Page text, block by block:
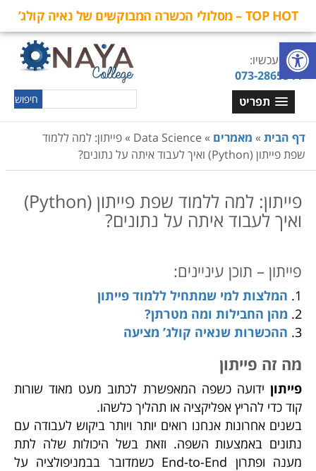
פתח סרגל נגישות
TOP HOT – מסלולי הכשרה המבוקשים של נאיה קולג’
חייגו עכשיו:
073-2865544
תפריט
דף הבית » מאמרים »
Data Science
»פייתון: למה ללמוד
שפת פייתון (Python) ואיך לעבוד איתה על נתונים?
פייתון: למה ללמוד שפת פייתון (Python)
ואיך לעבוד איתה על נתונים?
פייתון – תוכן עיניינים:
המלצות למי שמתחיל ללמוד פייתון
מהן החבילות ומה מטרתן?
ההכשרות שנאיה קולג’ מציעה
מה זה פייתון
פייתון ידועה כשפה המאפשרת לכתוב מעט מאוד שורות
קוד כדי להריץ אפליקציה או תהליך כלשהו.
בשנים אחרונות אנחנו רואים יותר ויותר ביקוש לעבודה עם
נתונים באמצעות השפה. וזאת בשל היכולות שלה לתת
מענה ופתרון End-to-End כשמדובר בבמניפולציה על